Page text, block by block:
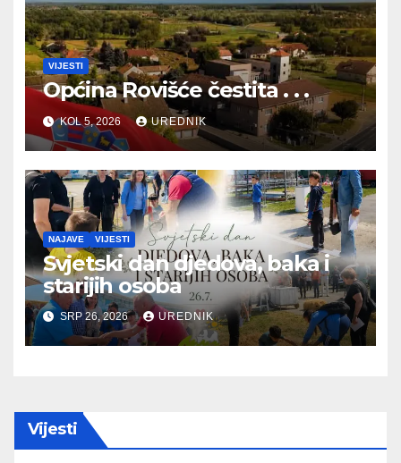
VIJESTI
Općina Rovišće čestita . . .
KOL 5, 2026 UREDNIK
NAJAVE VIJESTI
Svjetski dan djedova, baka i
starijih osoba
SRP 26, 2026 UREDNIK
Vijesti